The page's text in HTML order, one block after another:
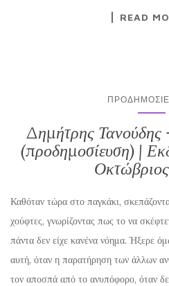
READ
Δημήτρης
(προδημοσίευση) |
Καθόταν τώρα στο παγκάκι,
χούφτες, γνωρίζοντας πως το να
πάντα δεν είχε κανένα νόημα. Ήξερε
αυτή, όταν η παρατήρηση των άλλων
τον αποσπά από το ανυπόφορο, όταν